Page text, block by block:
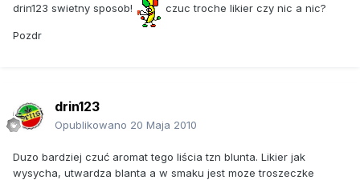
drin123 swietny sposob! czuc troche likier czy nic a nic?
Pozdr
drin123
Opublikowano 20 Maja 2010
Duzo bardziej czuć aromat tego liścia tzn blunta. Likier jak
wysycha, utwardza blanta a w smaku jest moze troszeczke